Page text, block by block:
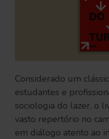
Considerado um
estudantes e
sociologia do lazer, o
vasto repertório no
em diálogo atento ao